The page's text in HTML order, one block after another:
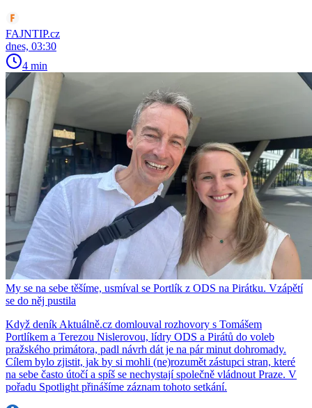
FAJNTIP.cz
dnes, 03:30
4 min
My se na sebe těšíme, usmíval se Portlík z ODS na Pirátku. Vzápětí
se do něj pustila
Když deník Aktuálně.cz domlouval rozhovory s Tomášem
Portlíkem a Terezou Nislerovou, lídry ODS a Pirátů do voleb
pražského primátora, padl návrh dát je na pár minut dohromady.
Cílem bylo zjistit, jak by si mohli (ne)rozumět zástupci stran, které
na sebe často útočí a spíš se nechystají společně vládnout Praze. V
pořadu Spotlight přinášíme záznam tohoto setkání.